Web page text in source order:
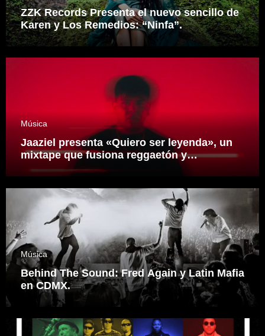
ZZK Records Presenta el nuevo sencillo de
Karen y Los Remedios: “Ninfa”.
Música
Jaaziel presenta «Quiero ser leyenda», un
mixtape que fusiona reggaetón y
electrónica desde una visión propia
inspirado en el sonidero Mexicano.
Música
Behind The Sound: Fred Again y Latin Mafia
en CDMX.